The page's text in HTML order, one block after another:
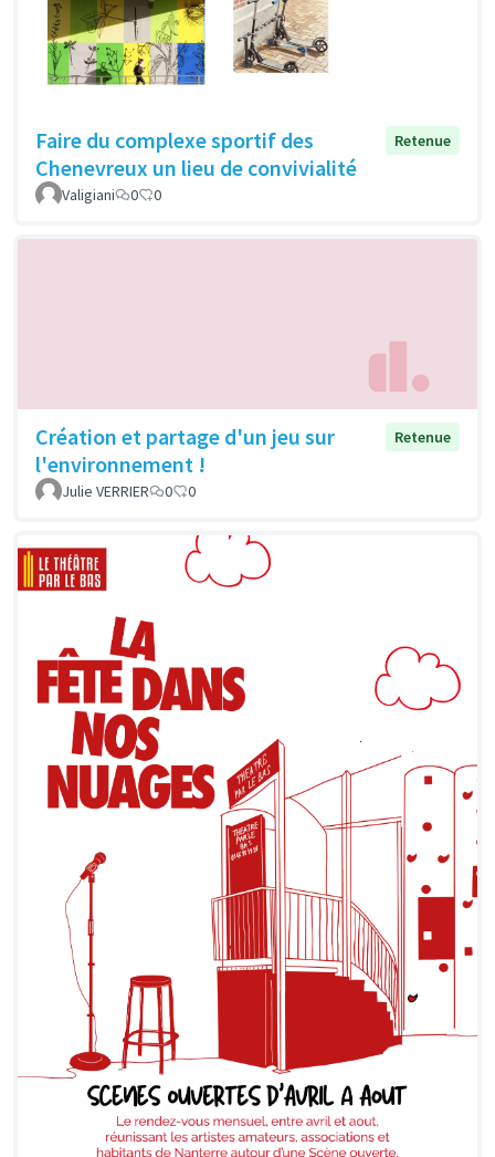
Faire du complexe sportif des
Chenevreux un lieu de convivialité
Retenue
Valigiani 0 0
Création et partage d'un jeu sur
l'environnement !
Retenue
Julie VERRIER 0 0